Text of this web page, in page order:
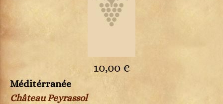
10,00 €
Méditérranée
Château Peyrassol